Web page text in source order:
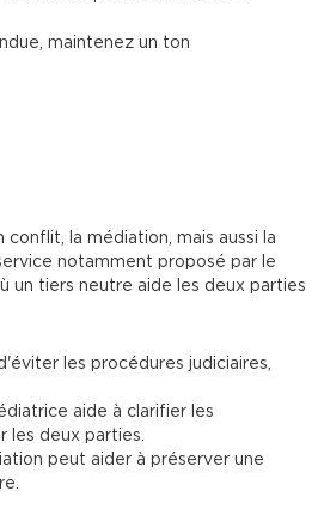
maintenez un ton
la médiation, mais aussi la
notamment proposé par le
un tiers neutre aide les deux parties
les procédures judiciaires,
aide à clarifier les
les deux parties.
peut aider à préserver une